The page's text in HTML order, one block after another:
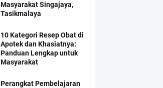
Masyarakat Singajaya,
Tasikmalaya
10 Kategori Resep Obat di
Apotek dan Khasiatnya:
Panduan Lengkap untuk
Masyarakat
Perangkat Pembelajaran